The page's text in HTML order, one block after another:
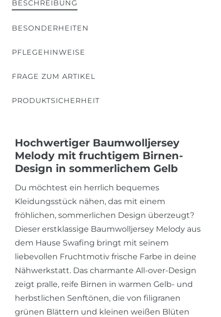
BESCHREIBUNG
BESONDERHEITEN
PFLEGEHINWEISE
FRAGE ZUM ARTIKEL
PRODUKTSICHERHEIT
Hochwertiger Baumwolljersey
Melody mit fruchtigem Birnen-
Design in sommerlichem Gelb
Du möchtest ein herrlich bequemes
Kleidungsstück nähen, das mit einem
fröhlichen, sommerlichen Design überzeugt?
Dieser erstklassige Baumwolljersey Melody aus
dem Hause Swafing bringt mit seinem
liebevollen Fruchtmotiv frische Farbe in deine
Nähwerkstatt. Das charmante All-over-Design
zeigt pralle, reife Birnen in warmen Gelb- und
herbstlichen Senftönen, die von filigranen
grünen Blättern und kleinen weißen Blüten